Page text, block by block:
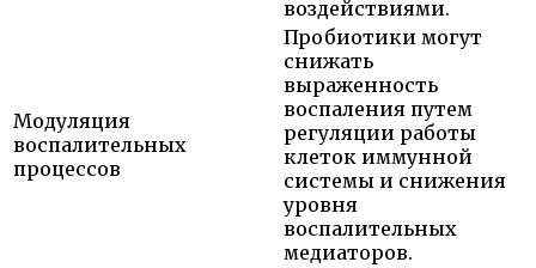
воздействиями.
Модуляция
воспалительных
процессов
Пробиотики могут
снижать
выраженность
воспаления путем
регуляции работы
клеток иммунной
системы и снижения
уровня
воспалительных
медиаторов.